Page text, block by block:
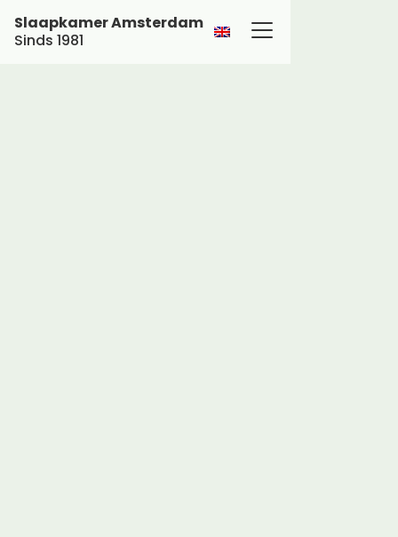
Slaapkamer Amsterdam
Sinds 1981